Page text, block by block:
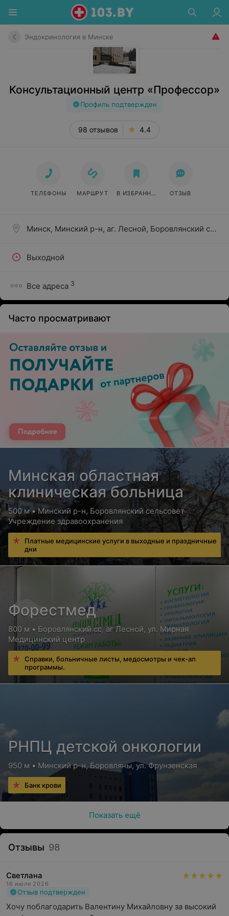
Эндокринология в Минске
Консультационный центр «Профессор»
Профиль подтвержден
98 отзывов 4.4
Минск, Минский р-н, аг. Лесной, Боровлянский
Выходной
Все адреса 3
ТЕЛЕФОНЫ МАРШРУТ В ИЗБРАННОЕ ОТЗЫВ
Часто просматривают
Минская областная
клиническая больница
500 м • Минский р-н, Боровлянский сельсовет
Учреждение здравоохранения
Платные медицинские услуги в выходные и праздничные
дни
Форестмед
800 м • Боровлянский сс, аг Лесной, ул. Мирная
Медицинский центр
Справки, больничные листы, медосмотры и чек-ап
программы.
РНПЦ детской онкологии
950 м • Минский р-н, Боровляны, ул. Фрунзенская
Банк крови
Показать ещё
Отзывы 98
Светлана
16 июля 2026
Отзыв подтвержден
Хочу поблагодарить Валентину Михайловну за высокий